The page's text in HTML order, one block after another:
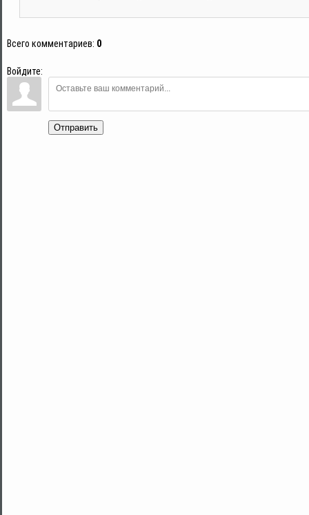
Всего комментариев: 0
Войдите:
Отправить